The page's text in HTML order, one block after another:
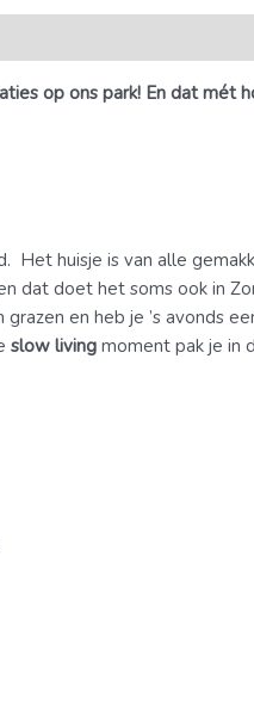
op ons park! En dat mét
huisje is van alle
doet het soms ook in
en heb je ’s avonds
slow living moment pak je in